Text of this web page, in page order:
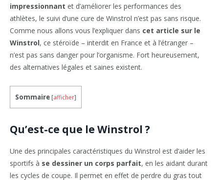
impressionnant et d’améliorer les performances des
athlètes, le suivi d’une cure de Winstrol n’est pas sans risque.
Comme nous allons vous l’expliquer dans cet article sur le
Winstrol, ce stéroïde – interdit en France et à l’étranger –
n’est pas sans danger pour l’organisme. Fort heureusement,
des alternatives légales et saines existent.
Sommaire [afficher]
Qu’est-ce que le Winstrol ?
Une des principales caractéristiques du Winstrol est d’aider les
sportifs à se dessiner un corps parfait, en les aidant durant
les cycles de coupe. Il permet en effet de perdre du gras tout